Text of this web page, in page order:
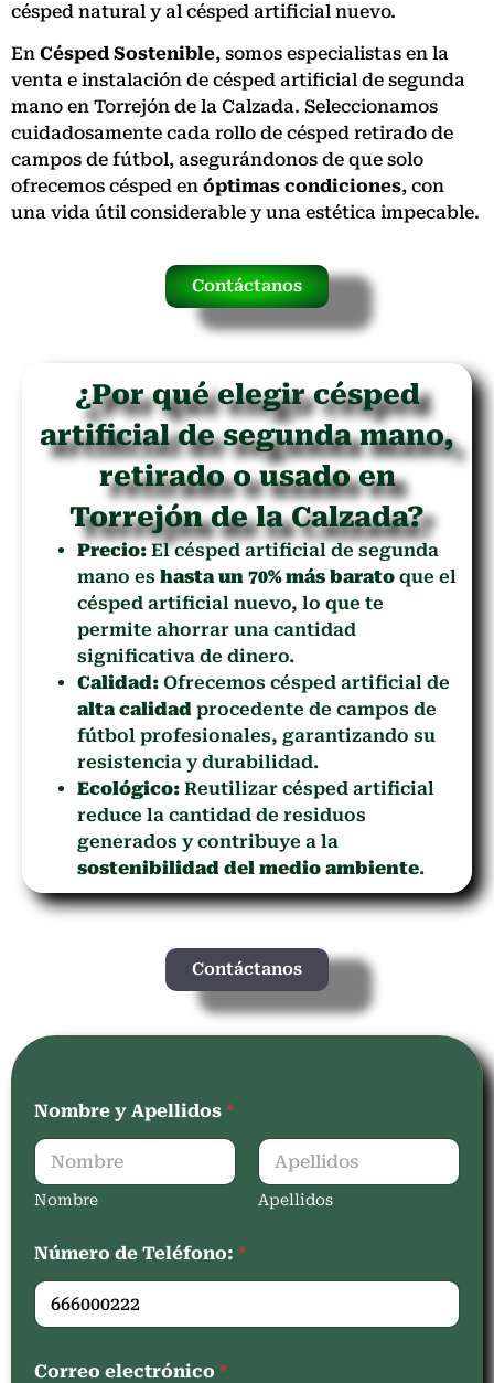
césped natural y al césped artificial nuevo.
En Césped Sostenible, somos especialistas en la
venta e instalación de césped artificial de segunda
mano en Torrejón de la Calzada. Seleccionamos
cuidadosamente cada rollo de césped retirado de
campos de fútbol, asegurándonos de que solo
ofrecemos césped en óptimas condiciones, con
una vida útil considerable y una estética impecable.
Contáctanos
¿Por qué elegir césped
artificial de segunda mano,
retirado o usado en
Torrejón de la Calzada?
Precio: El césped artificial de segunda
mano es hasta un 70% más barato que el
césped artificial nuevo, lo que te
permite ahorrar una cantidad
significativa de dinero.
Calidad: Ofrecemos césped artificial de
alta calidad procedente de campos de
fútbol profesionales, garantizando su
resistencia y durabilidad.
Ecológico: Reutilizar césped artificial
reduce la cantidad de residuos
generados y contribuye a la
sostenibilidad del medio ambiente.
Contáctanos
Nombre y Apellidos *
Nombre Apellidos
Número de Teléfono: *
Correo electrónico *